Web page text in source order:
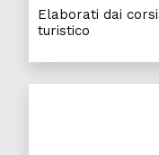
Elaborati dai
turistico